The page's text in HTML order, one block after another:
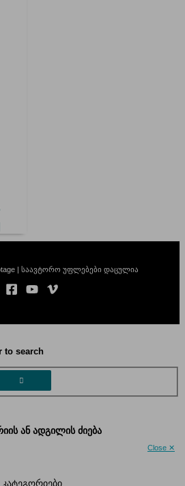
| საავტორო უფლებები დაცულია
to search
Close ✕
ან ადგილის ძიება
კატეგორიები